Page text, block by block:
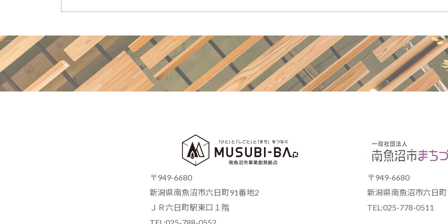
〒949-6680
新潟県南魚沼市六日町91番地2
ＪＲ六日町駅東口１階
〒949-6680
新潟県南魚沼市六日
TEL:025-778-0511